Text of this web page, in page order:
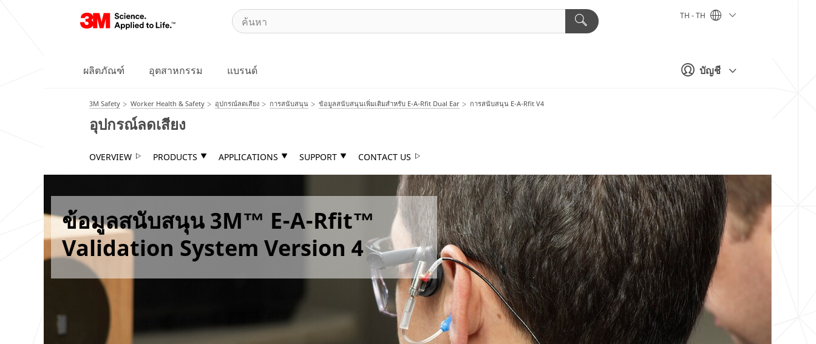
บัญชี
TH - TH
ผลิตภัณฑ์ อุตสาหกรรม แบรนด์
3M Safety Worker Health & Safety อุปกรณ์ลดเสียง การสนับสนุน ข้อมูลสนับสนุนเพิ่มเติมสำหรับ E-A-Rfit Dual Ear การสนับสนุน E-A-Rfit V4
อุปกรณ์ลดเสียง
OVERVIEW PRODUCTS APPLICATIONS SUPPORT CONTACT US
ข้อมูลสนับสนุน 3M™ E-A-Rfit™
Validation System Version 4